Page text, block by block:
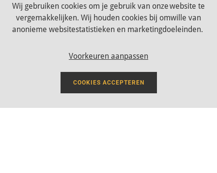
Volg ons op:
Een initiatief van:
Wij gebruiken cookies om je gebruik van onze website te
vergemakkelijken. Wij houden cookies bij omwille van
anonieme websitestatistieken en marketingdoeleinden.
Voorkeuren aanpassen
COOKIES ACCEPTEREN